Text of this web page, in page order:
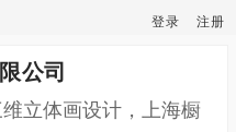
登录 注册
公司
立体画设计，上海橱